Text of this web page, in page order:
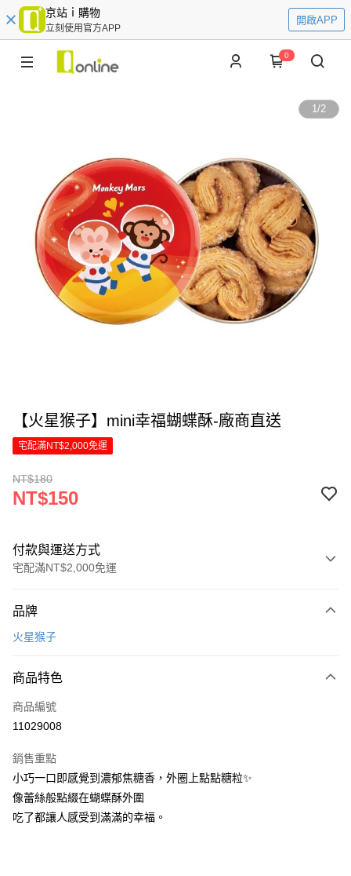
京站ｉ購物
立刻使用官方APP
開啟APP
0
1/2
【火星猴子】mini幸福蝴蝶酥-廠商直送
宅配滿NT$2,000免運
NT$180
NT$150
付款與運送方式
宅配滿NT$2,000免運
信用卡一次付款
Apple Pay
街口支付
Google Pay
全盈+PAY
大哥付你分期
品牌
火星猴子
商品特色
商品編號
11029008
銷售重點
小巧一口即感覺到濃郁焦糖香，外圈上點點糖粒✨
像蕾絲般點綴在蝴蝶酥外圍
吃了都讓人感受到滿滿的幸福。